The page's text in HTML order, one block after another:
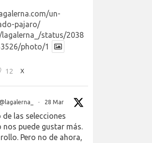
un-
pajaro/
status/2038
photo/1
12 X
· 28 Mar
las selecciones
nos puede gustar más.
Pero no de ahora,